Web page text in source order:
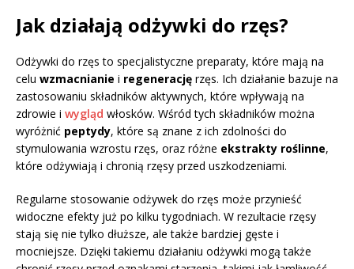
Jak działają odżywki do rzęs?
Odżywki do rzęs to specjalistyczne preparaty, które mają na
celu wzmacnianie i regenerację rzęs. Ich działanie bazuje na
zastosowaniu składników aktywnych, które wpływają na
zdrowie i wygląd włosków. Wśród tych składników można
wyróżnić peptydy, które są znane z ich zdolności do
stymulowania wzrostu rzęs, oraz różne ekstrakty roślinne,
które odżywiają i chronią rzęsy przed uszkodzeniami.
Regularne stosowanie odżywek do rzęs może przynieść
widoczne efekty już po kilku tygodniach. W rezultacie rzęsy
stają się nie tylko dłuższe, ale także bardziej gęste i
mocniejsze. Dzięki takiemu działaniu odżywki mogą także